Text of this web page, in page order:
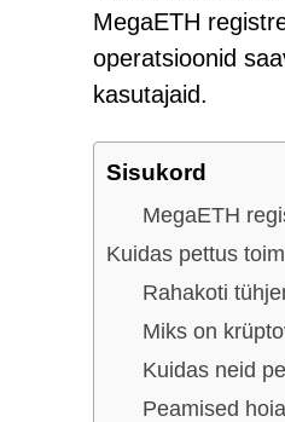
MegaETH
operatsioonid
kasutajaid.
Sisukord
MegaETH
Kuidas pettus
Rahakoti
Miks on
Kuidas neid
Peamised